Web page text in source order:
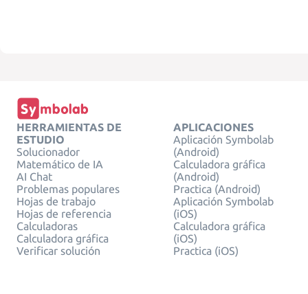
HERRAMIENTAS DE
ESTUDIO
Solucionador
Matemático de IA
AI Chat
Problemas populares
Hojas de trabajo
Hojas de referencia
Calculadoras
Calculadora gráfica
Verificar solución
APLICACIONES
Aplicación Symbolab
(Android)
Calculadora gráfica
(Android)
Practica (Android)
Aplicación Symbolab
(iOS)
Calculadora gráfica
(iOS)
Practica (iOS)